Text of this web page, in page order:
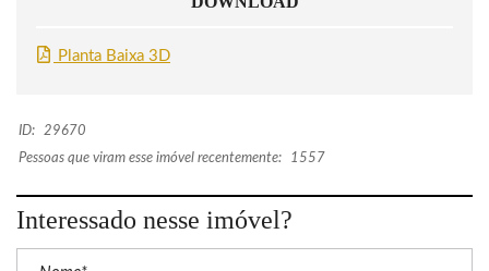
Planta Baixa 3D
ID:
29670
Pessoas que viram esse imóvel recentemente:
1557
Interessado nesse imóvel?